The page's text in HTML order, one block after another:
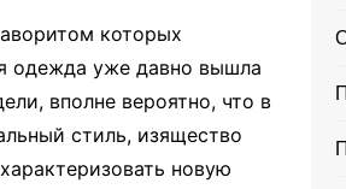
которых
одежда уже давно вышла
вполне вероятно, что в
стиль, изящество
новую